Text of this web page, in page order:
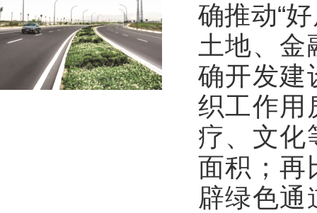
确推动“
土地、金
确开发建
织工作用
疗、文化
面积；再
辟绿色通